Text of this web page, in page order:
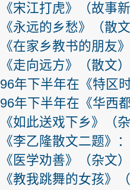
《宋江打虎》（故事
《永远的乡愁》（散
《在家乡教书的朋友
《走向远方》（散文
96年下半年在《特区
96年下半年在《华西
《如此送戏下乡》（
《李乙隆散文二题》
《医学劝善》（杂文
《教我跳舞的女孩》